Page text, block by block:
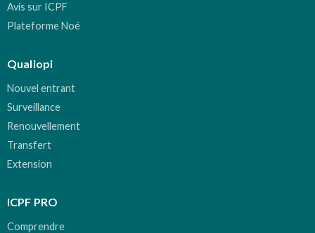
Avis sur ICPF
Plateforme Noé
Qualiopi
Nouvel entrant
Surveillance
Renouvellement
Transfert
Extension
ICPF PRO
Comprendre